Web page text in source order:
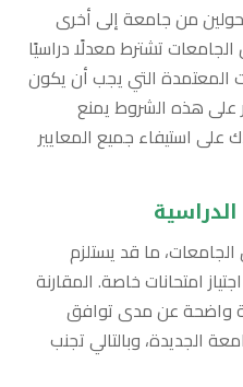
من جامعة إلى أخرى
تشترط معدلًا دراسيًا
المعتمدة التي يجب أن يكون
على هذه الشروط يمنع
على استيفاء جميع المعايير
ما قد يستلزم
امتحانات خاصة. المقارنة
واضحة عن مدى توافق
الجديدة، وبالتالي تجنب